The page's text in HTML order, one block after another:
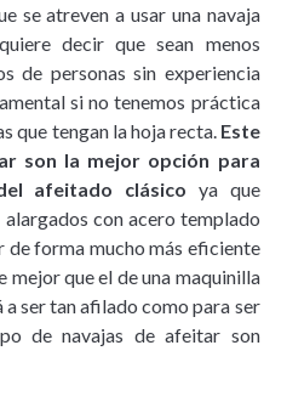
se atreven a usar una navaja
decir que sean menos
de personas sin experiencia
si no tenemos práctica
que tengan la hoja recta. Este
son la mejor opción para
afeitado clásico ya que
alargados con acero templado
de forma mucho más eficiente
mejor que el de una maquinilla
ser tan afilado como para ser
de navajas de afeitar son